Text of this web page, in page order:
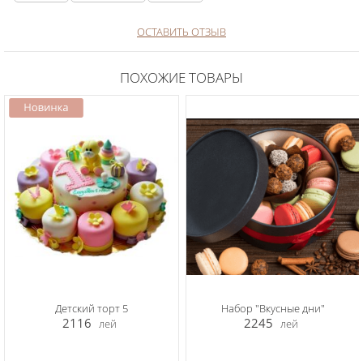
ОСТАВИТЬ ОТЗЫВ
ПОХОЖИЕ ТОВАРЫ
Детский торт 5
2116 лей
Набор "Вкусные дни"
2245 лей